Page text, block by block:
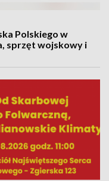
Polskiego w
sprzęt wojskowy i